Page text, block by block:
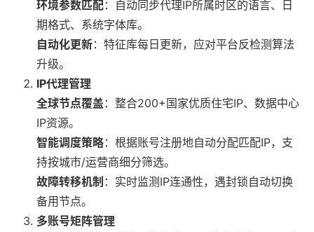
环境参数匹配：自动同步代理IP所属时区的语言、日
期格式、系统字体库。
自动化更新：特征库每日更新，应对平台反检测算法
升级。
IP代理管理
全球节点覆盖 ：整合200+国家优质住宅IP、数据中心
IP资源。
智能调度策略：根据账号注册地自动分配匹配IP，支
持按城市/运营商细分筛选。
故障转移机制 ：实时监测IP连通性，遇封锁自动切换
备用节点。
多账号矩阵管理